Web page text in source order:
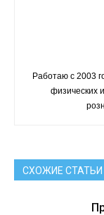
Работаю с 2003
физических
СХОЖИЕ СТАТЬИ